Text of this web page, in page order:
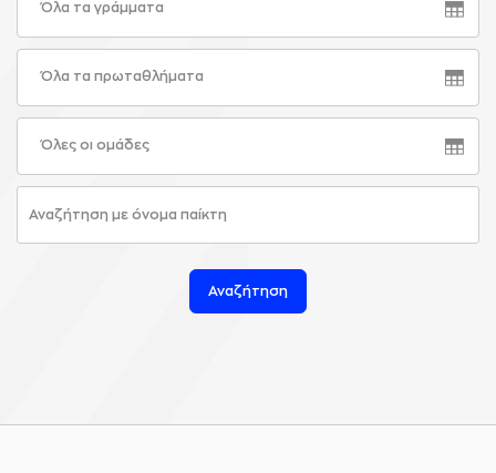
Όλα τα γράμματα
Όλα τα πρωταθλήματα
Όλες οι ομάδες
Αναζήτηση